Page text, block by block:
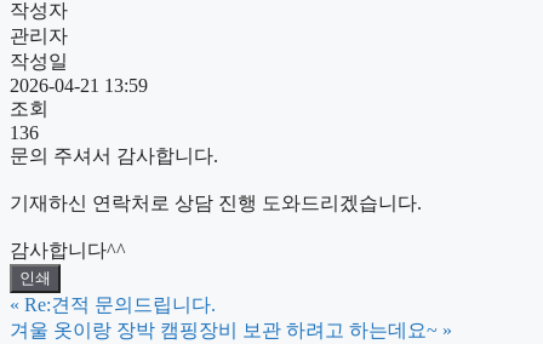
작성자
관리자
작성일
2026-04-21 13:59
조회
136
문의 주셔서 감사합니다.
기재하신 연락처로 상담 진행 도와드리겠습니다.
감사합니다^^
인쇄
« Re:견적 문의드립니다.
겨울 옷이랑 장박 캠핑장비 보관 하려고 하는데요~ »